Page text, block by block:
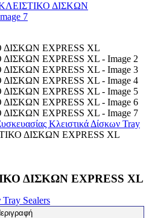
Κλειστικά Δίσκων Tray
ΔΙΣΚΩΝ EXPRESS XL
ΔΙΣΚΩΝ EXPRESS XL
Tray Sealers